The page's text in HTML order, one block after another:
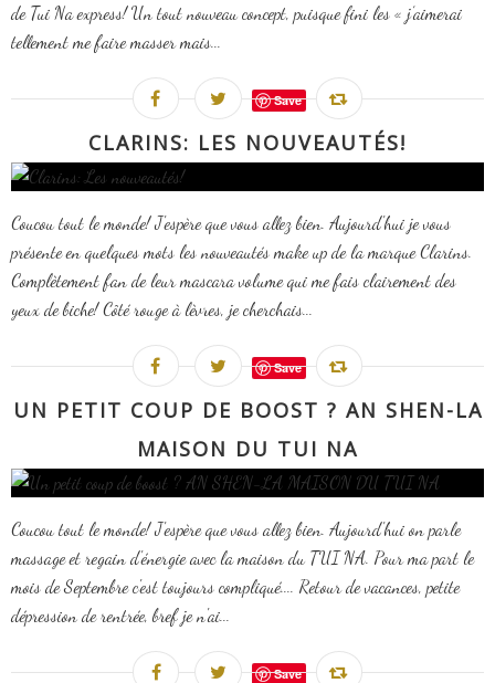
de Tui Na express! Un tout nouveau concept, puisque fini les « j’aimerai
tellement me faire masser mais...
Save
CLARINS: LES NOUVEAUTÉS!
Coucou tout le monde! J'espère que vous allez bien. Aujourd'hui je vous
présente en quelques mots les nouveautés make up de la marque Clarins.
Complètement fan de leur mascara volume qui me fais clairement des
yeux de biche! Côté rouge à lèvres, je cherchais...
Save
UN PETIT COUP DE BOOST ? AN SHEN-LA
MAISON DU TUI NA
Coucou tout le monde! J'espère que vous allez bien. Aujourd'hui on parle
massage et regain d'énergie avec la maison du TUI NA. Pour ma part le
mois de Septembre c'est toujours compliqué.... Retour de vacances, petite
dépression de rentrée, bref je n'ai...
Save